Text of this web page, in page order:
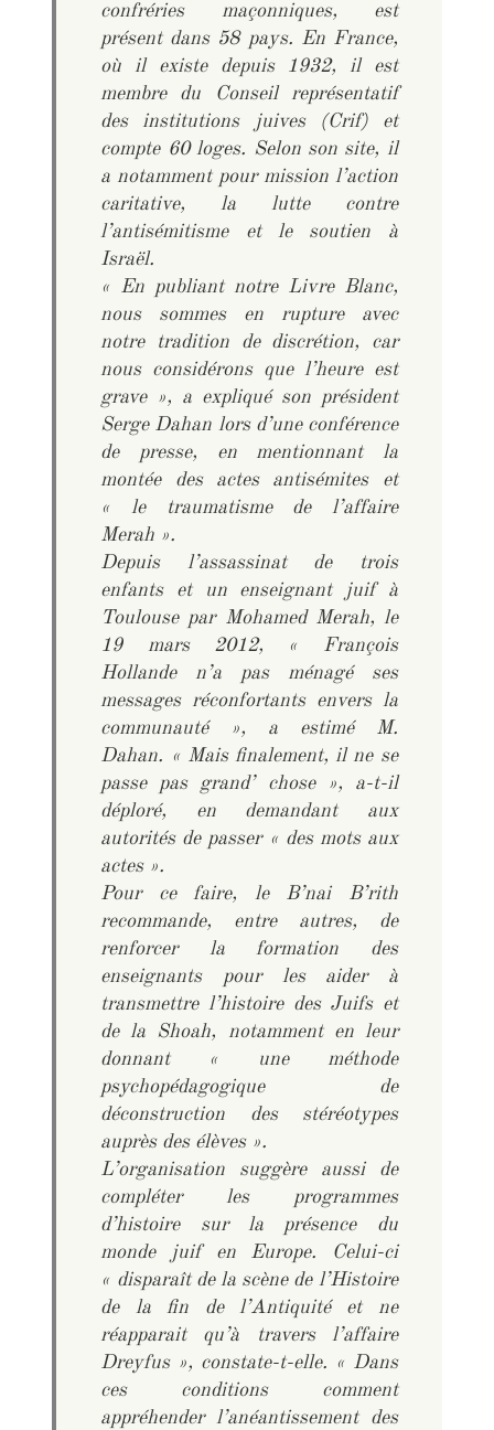
confréries maçonniques, est
présent dans 58 pays. En France,
où il existe depuis 1932, il est
membre du Conseil représentatif
des institutions juives (Crif) et
compte 60 loges. Selon son site, il
a notamment pour mission l’action
caritative, la lutte contre
l’antisémitisme et le soutien à
Israël.
« En publiant notre Livre Blanc,
nous sommes en rupture avec
notre tradition de discrétion, car
nous considérons que l’heure est
grave », a expliqué son président
Serge Dahan lors d’une conférence
de presse, en mentionnant la
montée des actes antisémites et
« le traumatisme de l’affaire
Merah ».
Depuis l’assassinat de trois
enfants et un enseignant juif à
Toulouse par Mohamed Merah, le
19 mars 2012, « François
Hollande n’a pas ménagé ses
messages réconfortants envers la
communauté », a estimé M.
Dahan. « Mais finalement, il ne se
passe pas grand’ chose », a-t-il
déploré, en demandant aux
autorités de passer « des mots aux
actes ».
Pour ce faire, le B’nai B’rith
recommande, entre autres, de
renforcer la formation des
enseignants pour les aider à
transmettre l’histoire des Juifs et
de la Shoah, notamment en leur
donnant « une méthode
psychopédagogique de
déconstruction des stéréotypes
auprès des élèves ».
L’organisation suggère aussi de
compléter les programmes
d’histoire sur la présence du
monde juif en Europe. Celui-ci
« disparaît de la scène de l’Histoire
de la fin de l’Antiquité et ne
réapparait qu’à travers l’affaire
Dreyfus », constate-t-elle. « Dans
ces conditions comment
appréhender l’anéantissement des